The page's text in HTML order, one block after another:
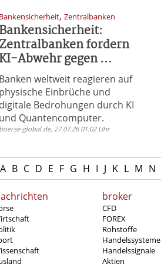
Bankensicherheit,Zentralbanken
Bankensicherheit:
Zentralbanken fordern
KI-Abwehr gegen ...
Banken weltweit reagieren auf
physische Einbrüche und
digitale Bedrohungen durch KI
und Quantencomputer.
boerse-global.de, 27.07.26 01:02 Uhr
A B C D E F G H I J K L M N
broker
CFD
FOREX
Rohstoffe
Handelssysteme
Handelssignale
Aktien